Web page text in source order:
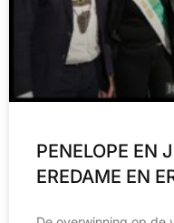
PENELOPE EN
EREDAME EN